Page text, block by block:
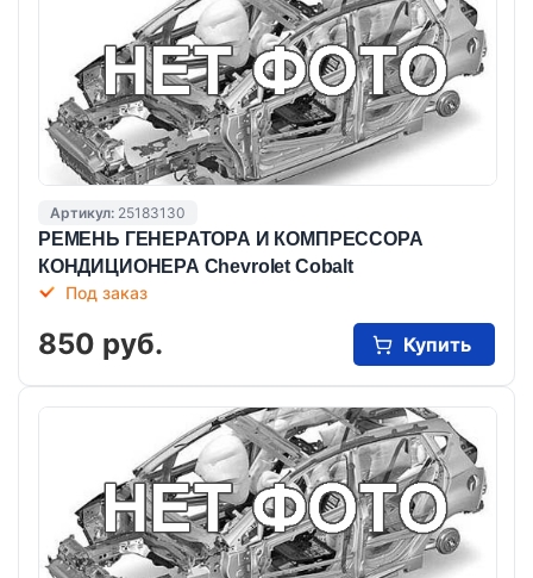
Артикул: 25183130
РЕМЕНЬ ГЕНЕРАТОРА И КОМПРЕССОРА
КОНДИЦИОНЕРА Chevrolet Cobalt
Под заказ
850 руб. Купить